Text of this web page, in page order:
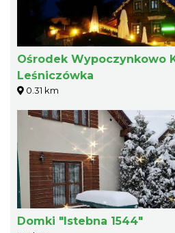
Ośrodek Wypoczynkowo
Leśniczówka
0.31 km
Domki "Istebna 1544"